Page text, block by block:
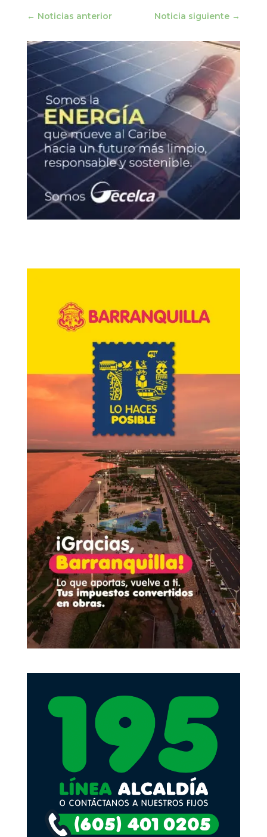
← Noticias anterior Noticia siguiente →